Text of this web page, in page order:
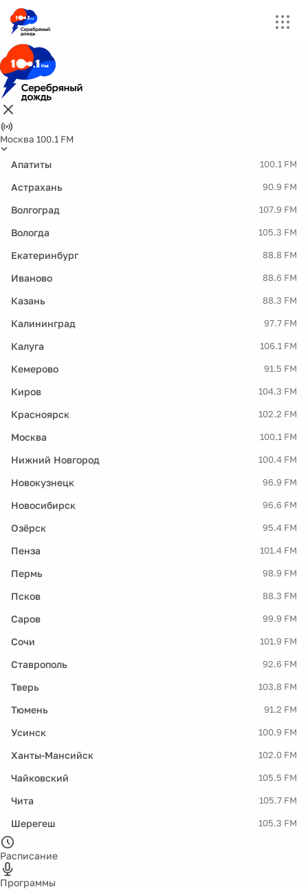
Москва 100.1 FM
Апатиты 100.1 FM
Астрахань 90.9 FM
Волгоград 107.9 FM
Вологда 105.3 FM
Екатеринбург 88.8 FM
Иваново 88.6 FM
Казань 88.3 FM
Калининград 97.7 FM
Калуга 106.1 FM
Кемерово 91.5 FM
Киров 104.3 FM
Красноярск 102.2 FM
Москва 100.1 FM
Нижний Новгород 100.4 FM
Новокузнецк 96.9 FM
Новосибирск 96.6 FM
Озёрск 95.4 FM
Пенза 101.4 FM
Пермь 98.9 FM
Псков 88.3 FM
Саров 99.9 FM
Сочи 101.9 FM
Ставрополь 92.6 FM
Тверь 103.8 FM
Тюмень 91.2 FM
Усинск 100.9 FM
Ханты-Мансийск 102.0 FM
Чайковский 105.5 FM
Чита 105.7 FM
Шерегеш 105.3 FM
Расписание
Программы